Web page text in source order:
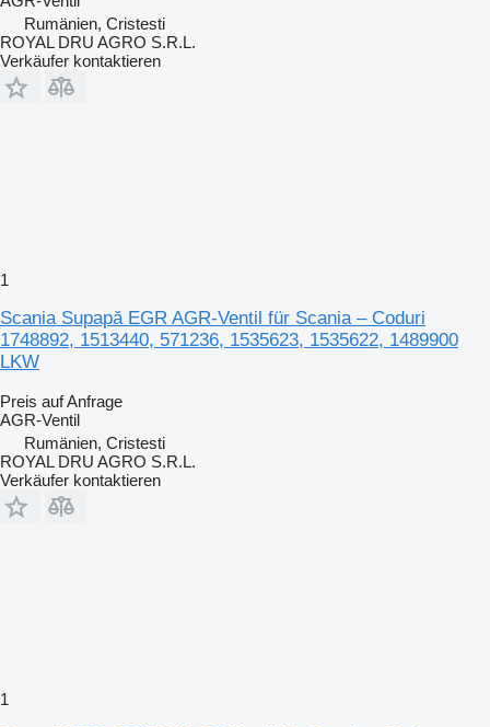
Rumänien, Cristesti
ROYAL DRU AGRO S.R.L.
Verkäufer kontaktieren
1
Scania Supapă EGR AGR-Ventil für Scania – Coduri
1748892, 1513440, 571236, 1535623, 1535622, 1489900
LKW
Preis auf Anfrage
AGR-Ventil
Rumänien, Cristesti
ROYAL DRU AGRO S.R.L.
Verkäufer kontaktieren
1